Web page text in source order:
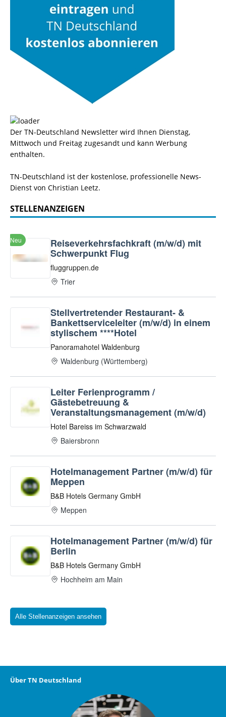
Der TN-Deutschland Newsletter wird Ihnen Dienstag,
Mittwoch und Freitag zugesandt und kann Werbung
enthalten.
TN-Deutschland ist der kostenlose, professionelle News-
Dienst von Christian Leetz.
STELLENANZEIGEN
Alle Stellenanzeigen ansehen
Über TN Deutschland